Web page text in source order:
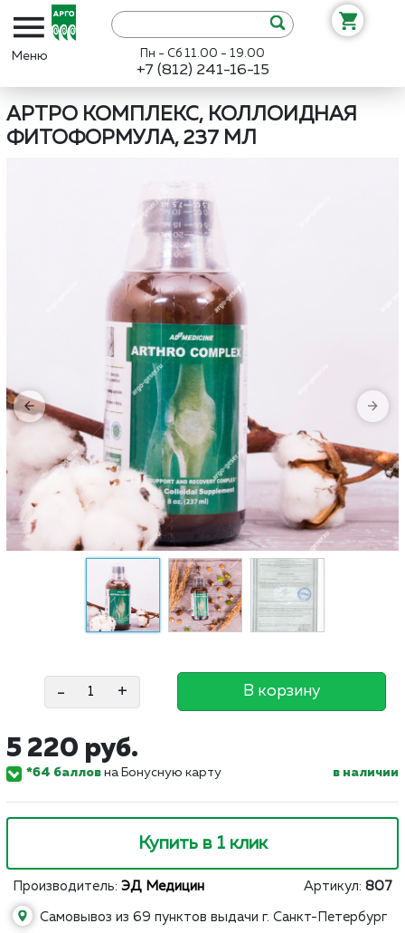
Пн - Сб 11.00 - 19.00
+7 (812) 241-16-15
АРТРО КОМПЛЕКС, КОЛЛОИДНАЯ
ФИТОФОРМУЛА, 237 МЛ
- + В корзину
5 220 руб.
*64 баллов на Бонусную карту в наличии
Купить в 1 клик
Производитель: ЭД Медицин Артикул: 807
Самовывоз из 69 пунктов выдачи г. Санкт-Петербург